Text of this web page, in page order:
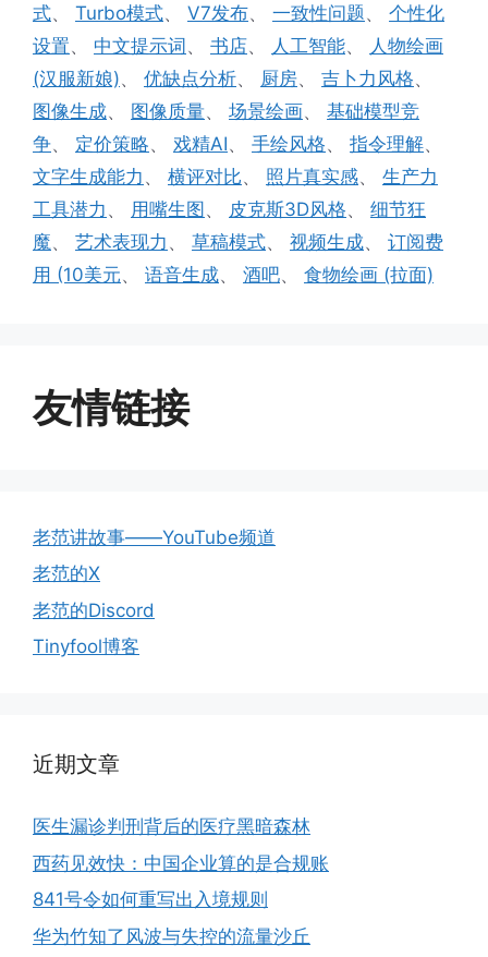
式、 Turbo模式、 V7发布、 一致性问题、 个性化
设置、 中文提示词、 书店、 人工智能、
人物绘画
(汉服新娘)、 优缺点分析、 厨房、 吉卜力风格、
图像生成、 图像质量、 场景绘画、 基础模型竞
争、 定价策略、 戏精AI、 手绘风格、 指令理解、
文字生成能力 、 横评对比、 照片真实感、 生产力
工具潜力 、 用嘴生图、 皮克斯3D风格、 细节狂
魔、 艺术表现力 、 草稿模式、 视频生成、 订阅费
用 (10美元、 语音生成、 酒吧、 食物绘画 (拉面)
友情链接
老范讲故事——YouTube频道
老范的X
老范的Discord
Tinyfool博客
近期文章
医生漏诊判刑背后的医疗黑暗森林
西药见效快：中国企业算的是合规账
841号令如何重写出入境规则
华为竹知了风波与失控的流量沙丘